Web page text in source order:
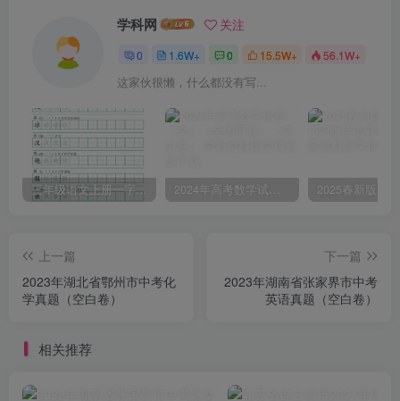
学科网 关注
0 1.6W+ 0 15.5W+ 56.1W+
这家伙很懒，什么都没有写...
三年级语文上册一字三描红写字表字帖 2024年高考数学试卷（文）（全国甲卷）（空白卷）
上一篇
2023年湖北省鄂州市中考化
学真题（空白卷）
下一篇
2023年湖南省张家界市中考
英语真题（空白卷）
相关推荐